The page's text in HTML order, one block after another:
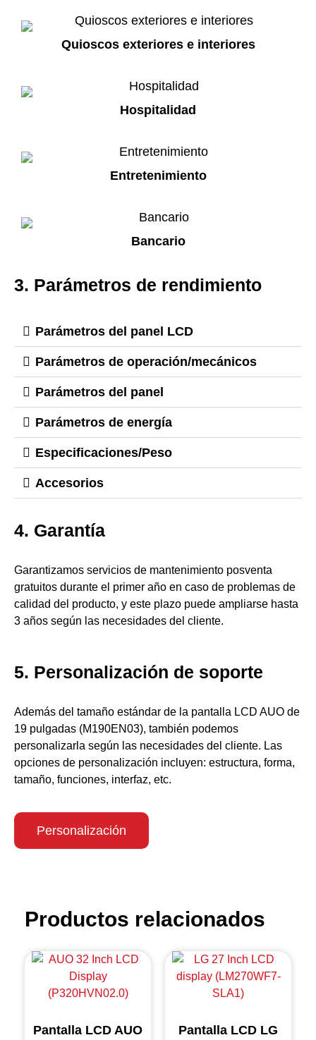
Quioscos exteriores e interiores
Hospitalidad
Entretenimiento
Bancario
3. Parámetros de rendimiento
Parámetros del panel LCD
Parámetros de operación/mecánicos
Parámetros del panel
Parámetros de energía
Especificaciones/Peso
Accesorios
4. Garantía
Garantizamos servicios de mantenimiento posventa
gratuitos durante el primer año en caso de problemas de
calidad del producto, y este plazo puede ampliarse hasta
3 años según las necesidades del cliente.
5. Personalización de soporte
Además del tamaño estándar de la pantalla LCD AUO de
19 pulgadas (M190EN03), también podemos
personalizarla según las necesidades del cliente. Las
opciones de personalización incluyen: estructura, forma,
tamaño, funciones, interfaz, etc.
Personalización
Productos relacionados
Pantalla LCD AUO
Pantalla LCD LG